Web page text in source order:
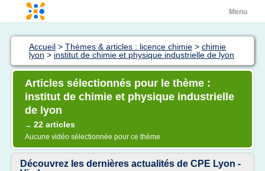
Menu
Accueil > Thèmes & articles : licence chimie > chimie
lyon > institut de chimie et physique industrielle de lyon
Articles sélectionnés pour le thème :
institut de chimie et physique industrielle
de lyon
→ 22 articles
Aucune vidéo sélectionnée pour ce thème
Découvrez les dernières actualités de CPE Lyon -